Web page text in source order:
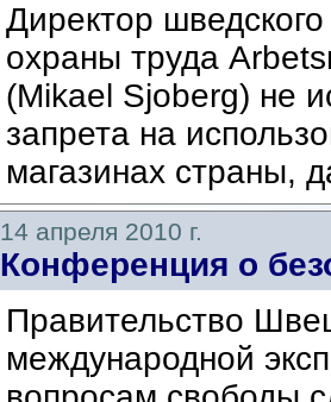
Директор
охраны труда
(Mikael Sjoberg) не
запрета на
магазинах страны,
14 апреля 2010 г.
Конференция о
Правительство
международной